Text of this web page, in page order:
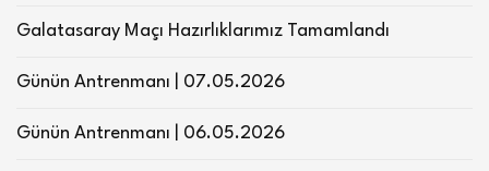
Galatasaray Maçı Hazırlıklarımız Tamamlandı
Günün Antrenmanı | 07.05.2026
Günün Antrenmanı | 06.05.2026